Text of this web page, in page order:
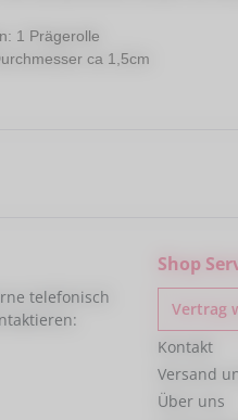
1 Prägerolle
ca 1,5cm
telefonisch
Shop
Vertrag
Kontakt
Versand
Über uns